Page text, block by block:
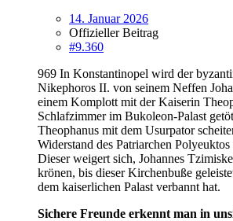
14. Januar 2026
Offizieller Beitrag
#9.360
969 In Konstantinopel wird der
Nikephoros II. von seinem Neffen
einem Komplott mit der Kaiserin
Schlafzimmer im Bukoleon-Palast
Theophanus mit dem Usurpator
Widerstand des Patriarchen
Dieser weigert sich, Johannes
krönen, bis dieser Kirchenbuße
dem kaiserlichen Palast verbannt hat.
Sichere Freunde erkennt man in